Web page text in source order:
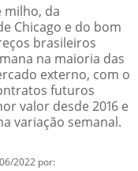
milho, da
Chicago e do bom
brasileiros
na maioria das
externo, com o
futuros
valor desde 2016 e
variação semanal.
2022 por: